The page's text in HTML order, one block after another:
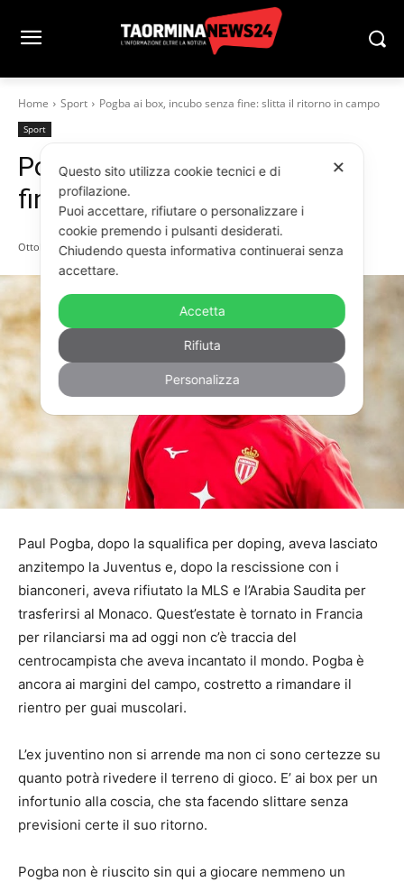
Home Sport Pogba ai box, incubo senza fine: slitta il ritorno in campo
Sport
Pogba ai box, incubo senza
fine: slitta il ritorno in campo
Ottobre 10, 2025
Paul Pogba, dopo la squalifica per doping, aveva lasciato
anzitempo la Juventus e, dopo la rescissione con i
bianconeri, aveva rifiutato la MLS e l’Arabia Saudita per
trasferirsi al Monaco. Quest’estate è tornato in Francia
per rilanciarsi ma ad oggi non c’è traccia del
centrocampista che aveva incantato il mondo. Pogba è
ancora ai margini del campo, costretto a rimandare il
rientro per guai muscolari.
L’ex juventino non si arrende ma non ci sono certezze su
quanto potrà rivedere il terreno di gioco. E’ ai box per un
infortunio alla coscia, che sta facendo slittare senza
previsioni certe il suo ritorno.
Pogba non è riuscito sin qui a giocare nemmeno un
✕
Questo sito utilizza cookie tecnici e di
profilazione.
Puoi accettare, rifiutare o personalizzare i
cookie premendo i pulsanti desiderati.
Chiudendo questa informativa continuerai senza
accettare.
Accetta
Rifiuta
Personalizza